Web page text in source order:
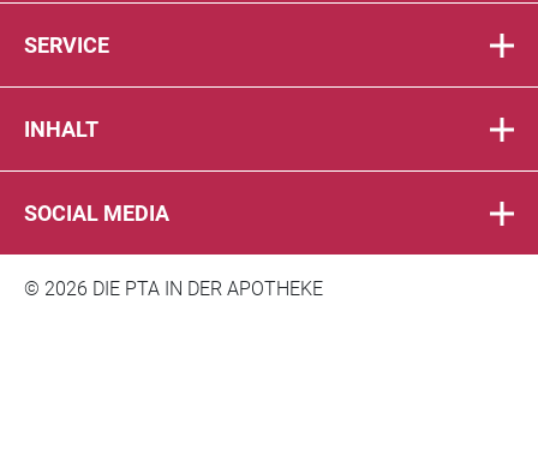
SERVICE
INHALT
SOCIAL MEDIA
© 2026 DIE PTA IN DER APOTHEKE